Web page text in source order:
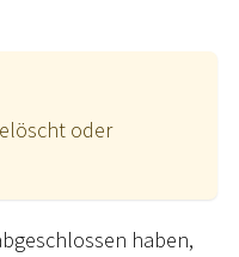
oder
haben,